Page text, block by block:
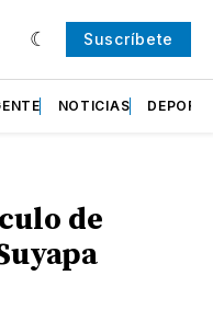
Suscríbete
NOTICIAS
de